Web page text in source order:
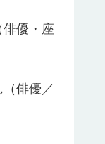
優・座
俳優／